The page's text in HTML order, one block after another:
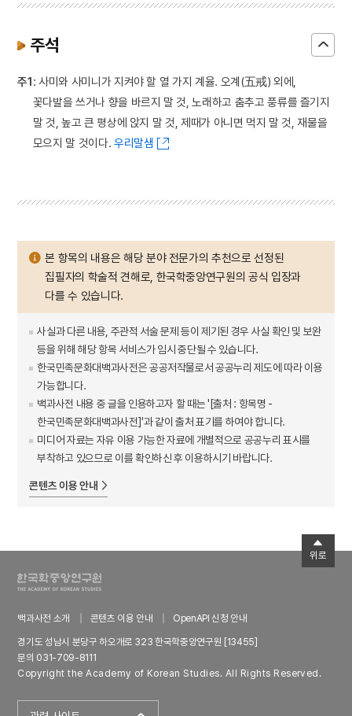
주석
주1: 사미와 사미니가 지켜야 할 열 가지 계율. 오계(五戒) 외에,
꽃다발을 쓰거나 향을 바르지 말 것, 노래하고 춤추고 풍류를 즐기지
말 것, 높고 큰 평상에 앉지 말 것, 제때가 아니면 먹지 말 것, 재물을
모으지 말 것이다. 우리말샘
본 항목의 내용은 해당 분야 전문가의 추천으로 선정된
집필자의 학술적 견해로, 한국학중앙연구원의 공식 입장과
다를 수 있습니다.
사실과 다른 내용, 주관적 서술 문제 등이 제기된 경우 사실 확인 및 보완
등을 위해 해당 항목 서비스가 임시 중단될 수 있습니다.
한국민족문화대백과사전은 공공저작물로서 공공누리 제도에 따라 이용
가능합니다.
백과사전 내용 중 글을 인용하고자 할 때는 '[출처 : 항목명 -
한국민족문화대백과사전]'과 같이 출처 표기를 하여야 합니다.
미디어 자료는 자유 이용 가능한 자료에 개별적으로 공공누리 표시를
부착하고 있으므로 이를 확인하신 후 이용하시기 바랍니다.
콘텐츠 이용 안내
백과사전 소개 콘텐츠 이용 안내
OpenAPI 신청 안내
경기도 성남시 분당구 하오개로 323 한국학중앙연구원 [13455]
문의 031-709-8111
Copyright the Academy of Korean Studies. All Rights Reserved.
위로